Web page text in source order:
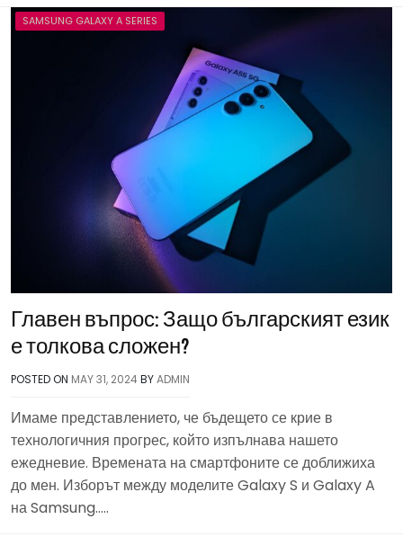
SAMSUNG GALAXY A SERIES
Главен въпрос: Защо българският език
е толкова сложен?
POSTED ON MAY 31, 2024BYADMIN
Имаме представлението, че бъдещето се крие в
технологичния прогрес, който изпълнава нашето
ежедневие. Времената на смартфоните се доближиха
до мен. Изборът между моделите Galaxy S и Galaxy A
на Samsung…..